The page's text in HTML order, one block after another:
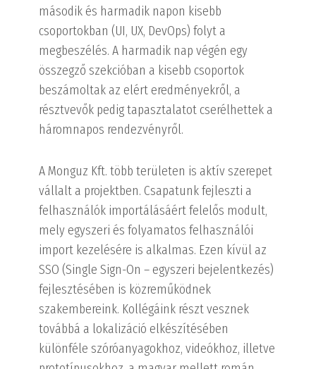
második és harmadik napon kisebb
csoportokban (UI, UX, DevOps) folyt a
megbeszélés. A harmadik nap végén egy
összegző szekcióban a kisebb csoportok
beszámoltak az elért eredményekről, a
résztvevők pedig tapasztalatot cserélhettek a
háromnapos rendezvényről.
A Monguz Kft. több területen is aktív szerepet
vállalt a projektben. Csapatunk fejleszti a
felhasználók importálásáért felelős modult,
mely egyszeri és folyamatos felhasználói
import kezelésére is alkalmas. Ezen kívül az
SSO (Single Sign-On – egyszeri bejelentkezés)
fejlesztésében is közreműködnek
szakembereink. Kollégáink részt vesznek
továbbá a lokalizáció elkészítésében
különféle szóróanyagokhoz, videókhoz, illetve